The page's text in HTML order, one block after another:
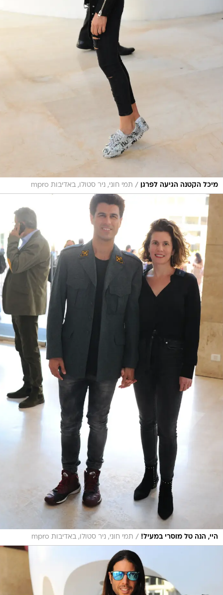
מיכל הקטנה הגיעה לפרגן / תמי חוני, ניר סטולו, באדיבות mpro
היי, הנה טל מוסרי במעיל! / תמי חוני, ניר סטולו, באדיבות mpro